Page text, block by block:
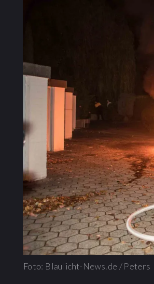
Foto: Blaulicht-News.de / Peters